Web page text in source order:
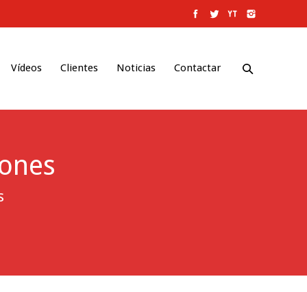
Vídeos Clientes Noticias Contactar